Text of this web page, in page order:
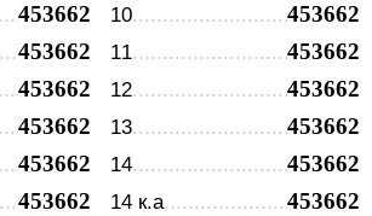
453662
453662
453662
453662
453662
453662
10 453662
11 453662
12 453662
13 453662
14 453662
14 к.а 453662